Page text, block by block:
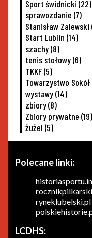
Sport świdnicki (22)
sprawozdanie (7)
Stanisław Zalewski
Start Lublin (14)
szachy(8)
tenis stołowy(6)
TKKF(5)
Towarzystwo Sokół
wystawy(14)
zbiory(8)
Zbiory prywatne (19)
żużel (5)
Polecane linki:
ryneklubelski.pl
LCDHS: